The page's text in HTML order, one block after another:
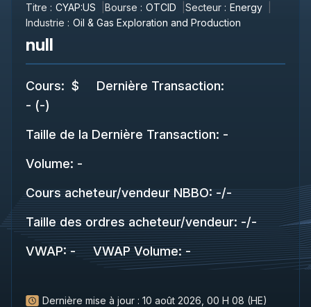
Titre : CYAP:US Bourse : OTCID Secteur : Energy
Industrie : Oil & Gas Exploration and Production
null
Cours: $
- (-)
Dernière Transaction:
Taille de la Dernière Transaction: -
Volume: -
Cours acheteur/vendeur NBBO: -/-
Taille des ordres acheteur/vendeur: -/-
VWAP: - VWAP Volume: -
Dernière mise à jour : 10 août 2026, 00 H 08 (HE)